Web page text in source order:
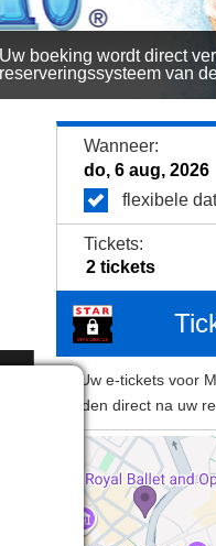
Uw boeking wordt direct
reserveringssysteem van
Wanneer:
flexibele
Tickets:
Uw e-tickets voor
worden direct na uw